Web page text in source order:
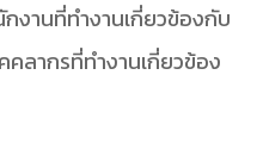
งานที่ทำงานเกี่ยวข้องกับ
คลากรที่ทำงานเกี่ยวข้อง